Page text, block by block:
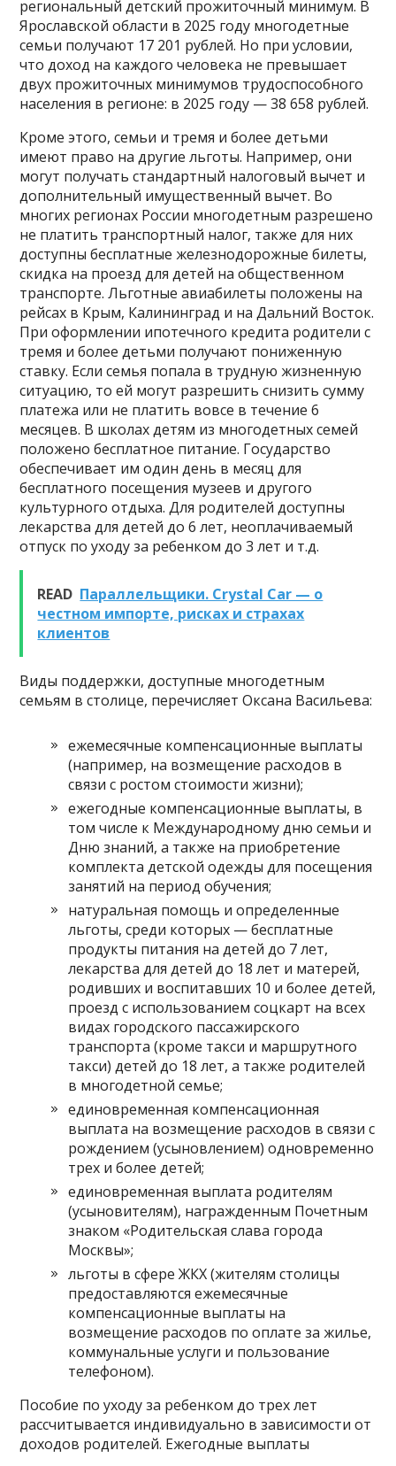
региональный детский прожиточный минимум. В
Ярославской области в 2025 году многодетные
семьи получают 17 201 рублей. Но при условии,
что доход на каждого человека не превышает
двух прожиточных минимумов трудоспособного
населения в регионе: в 2025 году — 38 658 рублей.
Кроме этого, семьи и тремя и более детьми
имеют право на другие льготы. Например, они
могут получать стандартный налоговый вычет и
дополнительный имущественный вычет. Во
многих регионах России многодетным разрешено
не платить транспортный налог, также для них
доступны бесплатные железнодорожные билеты,
скидка на проезд для детей на общественном
транспорте. Льготные авиабилеты положены на
рейсах в Крым, Калининград и на Дальний Восток.
При оформлении ипотечного кредита родители с
тремя и более детьми получают пониженную
ставку. Если семья попала в трудную жизненную
ситуацию, то ей могут разрешить снизить сумму
платежа или не платить вовсе в течение 6
месяцев. В школах детям из многодетных семей
положено бесплатное питание. Государство
обеспечивает им один день в месяц для
бесплатного посещения музеев и другого
культурного отдыха. Для родителей доступны
лекарства для детей до 6 лет, неоплачиваемый
отпуск по уходу за ребенком до 3 лет и т.д.
READ Параллельщики. Crystal Car — о
честном импорте, рисках и страхах
клиентов
Виды поддержки, доступные многодетным
семьям в столице, перечисляет Оксана Васильева:
ежемесячные компенсационные выплаты
(например, на возмещение расходов в
связи с ростом стоимости жизни);
ежегодные компенсационные выплаты, в
том числе к Международному дню семьи и
Дню знаний, а также на приобретение
комплекта детской одежды для посещения
занятий на период обучения;
натуральная помощь и определенные
льготы, среди которых — бесплатные
продукты питания на детей до 7 лет,
лекарства для детей до 18 лет и матерей,
родивших и воспитавших 10 и более детей,
проезд с использованием соцкарт на всех
видах городского пассажирского
транспорта (кроме такси и маршрутного
такси) детей до 18 лет, а также родителей
в многодетной семье;
единовременная компенсационная
выплата на возмещение расходов в связи с
рождением (усыновлением) одновременно
трех и более детей;
единовременная выплата родителям
(усыновителям), награжденным Почетным
знаком «Родительская слава города
Москвы»;
льготы в сфере ЖКХ (жителям столицы
предоставляются ежемесячные
компенсационные выплаты на
возмещение расходов по оплате за жилье,
коммунальные услуги и пользование
телефоном).
Пособие по уходу за ребенком до трех лет
рассчитывается индивидуально в зависимости от
доходов родителей. Ежегодные выплаты